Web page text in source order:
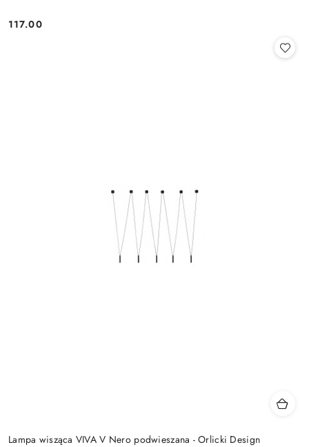
Cena:
117.00
Lampa wisząca VIVA V Nero podwieszana - Orlicki Design